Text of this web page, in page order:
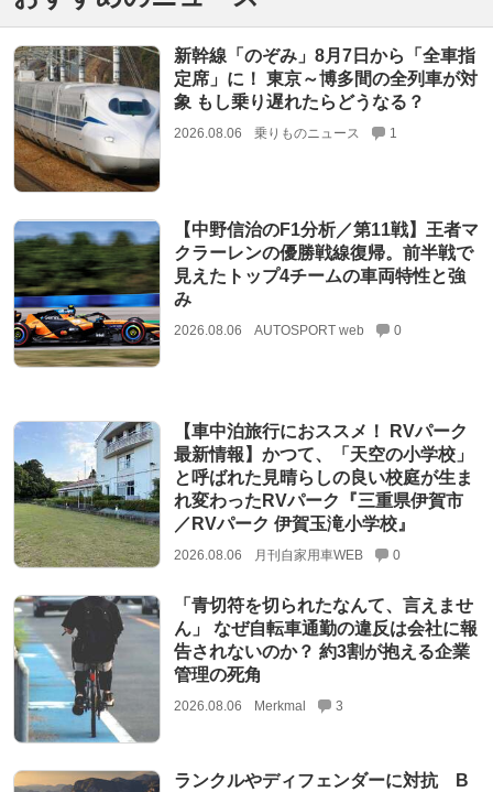
新幹線「のぞみ」8月7日から「全車指
定席」に！ 東京～博多間の全列車が対
象 もし乗り遅れたらどうなる？
2026.08.06 乗りものニュース 1
【中野信治のF1分析／第11戦】王者マ
クラーレンの優勝戦線復帰。前半戦で
見えたトップ4チームの車両特性と強
み
2026.08.06 AUTOSPORT web 0
【車中泊旅行におススメ！ RVパーク
最新情報】かつて、「天空の小学校」
と呼ばれた見晴らしの良い校庭が生ま
れ変わったRVパーク『三重県伊賀市
／RVパーク 伊賀玉滝小学校』
2026.08.06 月刊自家用車WEB 0
「青切符を切られたなんて、言えませ
ん」 なぜ自転車通勤の違反は会社に報
告されないのか？ 約3割が抱える企業
管理の死角
2026.08.06 Merkmal 3
ランクルやディフェンダーに対抗 B